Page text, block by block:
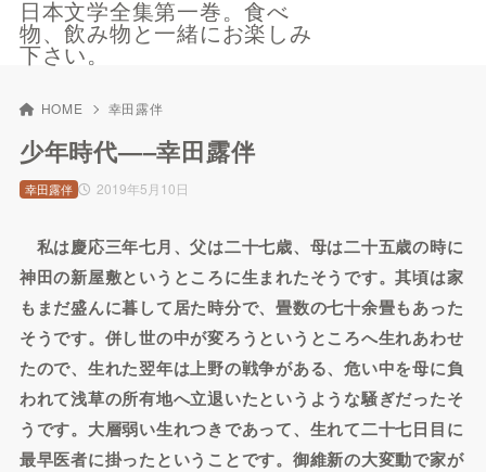
日本文学全集第一巻。食べ
物、飲み物と一緒にお楽しみ
下さい。
HOME 幸田露伴
少年時代—–幸田露伴
2019年5月10日
幸田露伴
私は慶応三年七月、父は二十七歳、母は二十五歳の時に
神田の新屋敷というところに生まれたそうです。其頃は家
もまだ盛んに暮して居た時分で、畳数の七十余畳もあった
そうです。併し世の中が変ろうというところへ生れあわせ
たので、生れた翌年は上野の戦争がある、危い中を母に負
われて浅草の所有地へ立退いたというような騒ぎだったそ
うです。大層弱い生れつきであって、生れて二十七日目に
最早医者に掛ったということです。御維新の大変動で家が